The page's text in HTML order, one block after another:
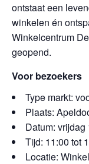
ontstaat een
winkelen én
Winkelcentrum
geopend.
Voor bezoekers
Type markt:
Plaats:
Datum:
Tijd: 11:00 tot
Locatie: